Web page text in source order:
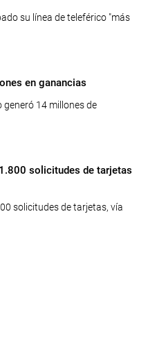
su línea de teleférico "más
en ganancias
generó 14 millones de
solicitudes de tarjetas
solicitudes de tarjetas, vía